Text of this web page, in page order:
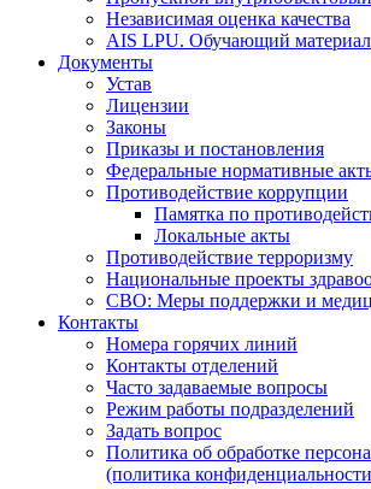
Независимая оценка качества
AIS LPU. Обучающий материал
Документы
Устав
Лицензии
Законы
Приказы и постановления
Федеральные нормативные
Противодействие коррупции
Памятка по
Локальные акты
Противодействие терроризму
Национальные проекты
СВО: Меры поддержки и
Контакты
Номера горячих линий
Контакты отделений
Часто задаваемые вопросы
Режим работы подразделений
Задать вопрос
Политика об обработке
(политика